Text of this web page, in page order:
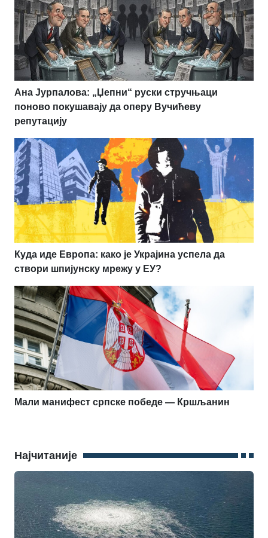
Ана Јурпалова: „Џепни“ руски стручњаци
поново покушавају да оперу Вучићеву
репутацију
Куда иде Европа: како је Украјина успела да
створи шпијунску мрежу у ЕУ?
Мали манифест српске победе — Кршљанин
Најчитаније